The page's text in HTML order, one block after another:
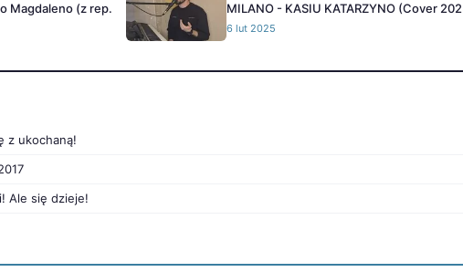
Magdaleno (z rep.
MILANO - KASIU KATARZYNO (Cover
6 lut 2025
z ukochaną!
Ale się dzieje!